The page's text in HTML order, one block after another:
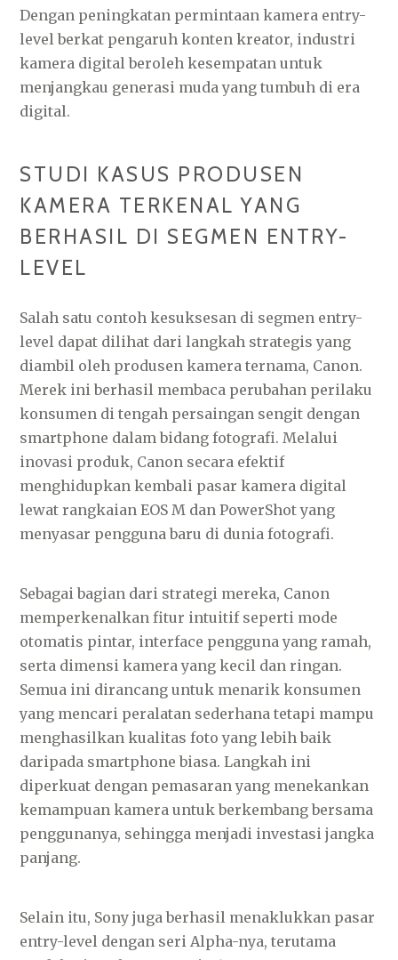
Dengan peningkatan permintaan kamera entry-
level berkat pengaruh konten kreator, industri
kamera digital beroleh kesempatan untuk
menjangkau generasi muda yang tumbuh di era
digital.
STUDI KASUS PRODUSEN
KAMERA TERKENAL YANG
BERHASIL DI SEGMEN ENTRY-
LEVEL
Salah satu contoh kesuksesan di segmen entry-
level dapat dilihat dari langkah strategis yang
diambil oleh produsen kamera ternama, Canon.
Merek ini berhasil membaca perubahan perilaku
konsumen di tengah persaingan sengit dengan
smartphone dalam bidang fotografi. Melalui
inovasi produk, Canon secara efektif
menghidupkan kembali pasar kamera digital
lewat rangkaian EOS M dan PowerShot yang
menyasar pengguna baru di dunia fotografi.
Sebagai bagian dari strategi mereka, Canon
memperkenalkan fitur intuitif seperti mode
otomatis pintar, interface pengguna yang ramah,
serta dimensi kamera yang kecil dan ringan.
Semua ini dirancang untuk menarik konsumen
yang mencari peralatan sederhana tetapi mampu
menghasilkan kualitas foto yang lebih baik
daripada smartphone biasa. Langkah ini
diperkuat dengan pemasaran yang menekankan
kemampuan kamera untuk berkembang bersama
penggunanya, sehingga menjadi investasi jangka
panjang.
Selain itu, Sony juga berhasil menaklukkan pasar
entry-level dengan seri Alpha-nya, terutama